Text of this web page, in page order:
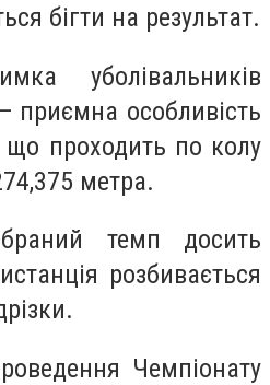
бігти на результат.
уболівальників
приємна особливість
проходить по колу
метра.
темп досить
розбивається
Чемпіонату